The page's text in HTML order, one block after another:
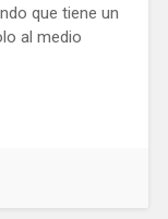
que tiene un
al medio